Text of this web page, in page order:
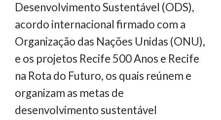
Desenvolvimento Sustentável (ODS),
acordo internacional firmado com a
Organização das Nações Unidas (ONU),
e os projetos Recife 500 Anos e Recife
na Rota do Futuro, os quais reúnem e
organizam as metas de
desenvolvimento sustentável